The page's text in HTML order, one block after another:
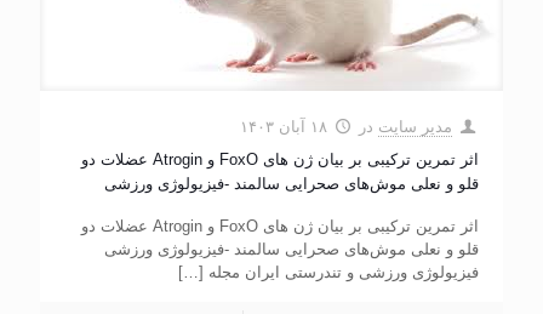
مدیر سایت در
۱۸ آبان ۱۴۰۳
اثر تمرین ترکیبی بر بیان ژن های FoxO و Atrogin عضلات دو
قلو و نعلی موش‌های صحرایی سالمند -فیزیولوژی ورزشی
اثر تمرین ترکیبی بر بیان ژن های FoxO و Atrogin عضلات دو
قلو و نعلی موش‌های صحرایی سالمند -فیزیولوژی ورزشی
فیزیولوژی ورزشی و تندرستی ایران مجله […]